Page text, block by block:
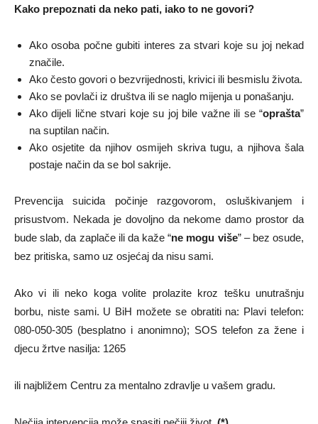
Kako prepoznati da neko pati, iako to ne govori?
Ako osoba počne gubiti interes za stvari koje su joj nekad
značile.
Ako često govori o bezvrijednosti, krivici ili besmislu života.
Ako se povlači iz društva ili se naglo mijenja u ponašanju.
Ako dijeli lične stvari koje su joj bile važne ili se “oprašta”
na suptilan način.
Ako osjetite da njihov osmijeh skriva tugu, a njihova šala
postaje način da se bol sakrije.
Prevencija suicida počinje razgovorom, osluškivanjem i
prisustvom. Nekada je dovoljno da nekome damo prostor da
bude slab, da zaplače ili da kaže “ne mogu više” – bez osude,
bez pritiska, samo uz osjećaj da nisu sami.
Ako vi ili neko koga volite prolazite kroz tešku unutrašnju
borbu, niste sami. U BiH možete se obratiti na: Plavi telefon:
080-050-305 (besplatno i anonimno); SOS telefon za žene i
djecu žrtve nasilja: 1265
ili najbližem Centru za mentalno zdravlje u vašem gradu.